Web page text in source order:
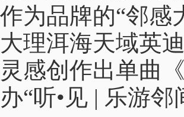
作为品牌的“邻感
大理洱海天域英
灵感创作出单曲
办“听•见 | 乐游